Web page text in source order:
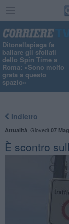
Ditonellapiaga fa
ballare gli sfollati
dello Spin Time a
Roma: «Sono molto
grata a questo
spazio»
Indietro
Attualità Giovedì 07
È scontro